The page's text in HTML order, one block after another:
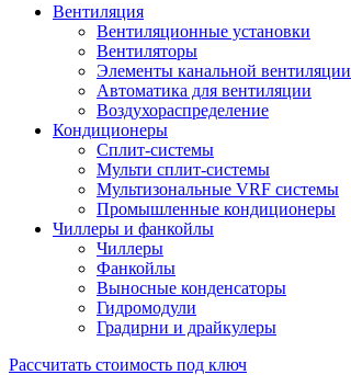
Вентиляция
Вентиляционные установки
Вентиляторы
Элементы канальной вентиляции
Автоматика для вентиляции
Воздухораспределение
Кондиционеры
Сплит-системы
Мульти сплит-системы
Мультизональные VRF системы
Промышленные кондиционеры
Чиллеры и фанкойлы
Чиллеры
Фанкойлы
Выносные конденсаторы
Гидромодули
Градирни и драйкулеры
Рассчитать стоимость под ключ